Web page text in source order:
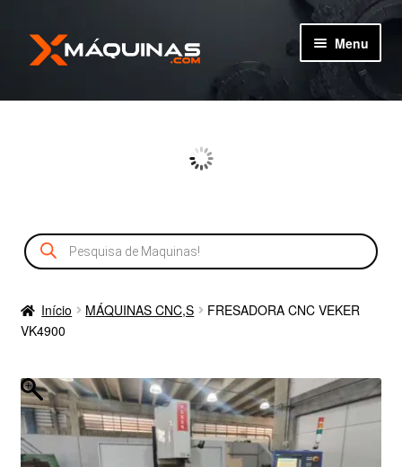
Pular
para
Pular
para
conteúdo
Menu
TIPOS DE MÁQUINAS
CADASTRO
Pesquisar
produtos
Início MÁQUINAS CNC,S
FRESADORA CNC VEKER
VK4900